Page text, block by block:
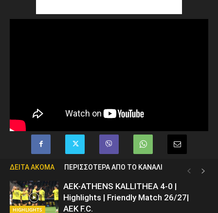
ΔΕΙΤΑ ΑΚΟΜΑ ΠΕΡΙΣΣΟΤΕΡΑ ΑΠΟ ΤΟ ΚΑΝΑΛΙ
HIGHLIGHTS
ΑΕΚ-ATHENS KALLITHEA 4-0 |
Highlights | Friendly Match 26/27|
AEK F.C.